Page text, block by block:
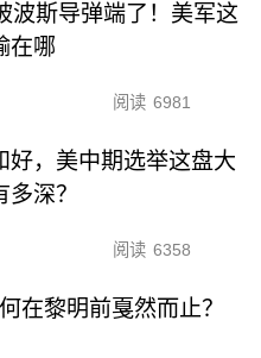
波斯导弹端了！美军这
在哪
阅读 6981
好，美中期选举这盘大
深？
阅读 6358
在黎明前戛然而止？